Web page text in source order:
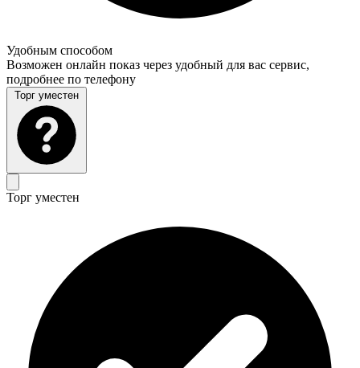
Удобным способом
Возможен онлайн показ через удобный для вас сервис,
подробнее по телефону
Торг уместен
Торг уместен